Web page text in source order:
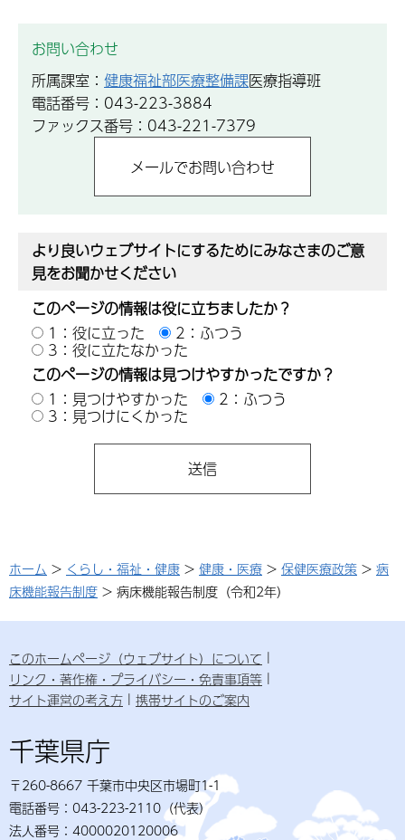
お問い合わせ
所属課室： 健康福祉部医療整備課医療指導班
電話番号：043-223-3884
ファックス番号：043-221-7379
より良いウェブサイトにするためにみなさまのご意
見をお聞かせください
このページの情報は役に立ちましたか？
1：役に立った
2：ふつう
3：役に立たなかった
このページの情報は見つけやすかったですか？
1：見つけやすかった
2：ふつう
3：見つけにくかった
ホーム > くらし・福祉・健康 > 健康・医療 > 保健医療政策 > 病
床機能報告制度 > 病床機能報告制度（令和2年）
このホームページ（ウェブサイト）について
リンク・著作権・プライバシー・免責事項等
サイト運営の考え方
携帯サイトのご案内
千葉県庁
〒260-8667 千葉市中央区市場町1-1
電話番号：043-223-2110（代表）
法人番号：4000020120006